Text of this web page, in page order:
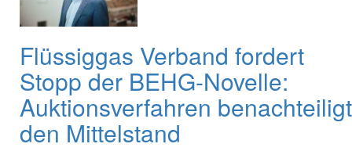
Flüssiggas Verband fordert
Stopp der BEHG-Novelle:
Auktionsverfahren benachteiligt
den Mittelstand